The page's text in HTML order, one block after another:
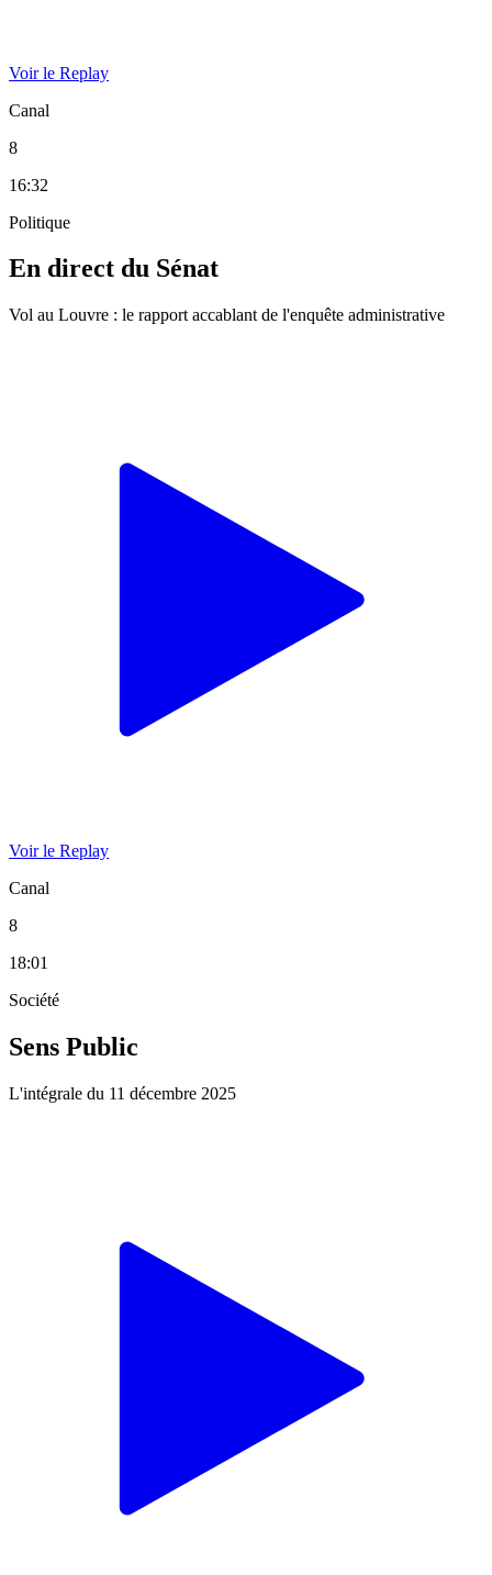
Voir le Replay
Canal
8
16:32
Politique
En direct du Sénat
Vol au Louvre : le rapport accablant de l'enquête administrative
Voir le Replay
Canal
8
18:01
Société
Sens Public
L'intégrale du 11 décembre 2025